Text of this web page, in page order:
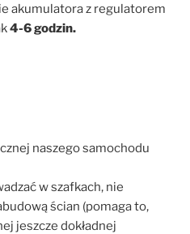
akumulatora z regulatorem
4-6 godzin.
naszego samochodu
w szafkach, nie
ścian (pomaga to,
jeszcze dokładnej